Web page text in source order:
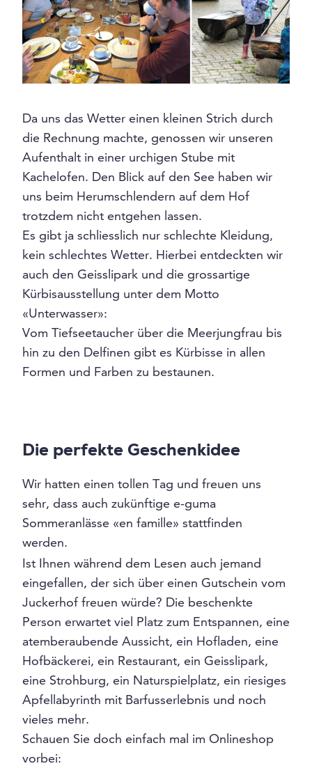
Da uns das Wetter einen kleinen Strich durch
die Rechnung machte, genossen wir unseren
Aufenthalt in einer urchigen Stube mit
Kachelofen. Den Blick auf den See haben wir
uns beim Herumschlendern auf dem Hof
trotzdem nicht entgehen lassen.
Es gibt ja schliesslich nur schlechte Kleidung,
kein schlechtes Wetter. Hierbei entdeckten wir
auch den Geisslipark und die grossartige
Kürbisausstellung unter dem Motto
«Unterwasser»:
Vom Tiefseetaucher über die Meerjungfrau bis
hin zu den Delfinen gibt es Kürbisse in allen
Formen und Farben zu bestaunen.
Die perfekte Geschenkidee
Wir hatten einen tollen Tag und freuen uns
sehr, dass auch zukünftige e-guma
Sommeranlässe «en famille» stattfinden
werden.
Ist Ihnen während dem Lesen auch jemand
eingefallen, der sich über einen Gutschein vom
Juckerhof freuen würde? Die beschenkte
Person erwartet viel Platz zum Entspannen, eine
atemberaubende Aussicht, ein Hofladen, eine
Hofbäckerei, ein Restaurant, ein Geisslipark,
eine Strohburg, ein Naturspielplatz, ein riesiges
Apfellabyrinth mit Barfusserlebnis und noch
vieles mehr.
Schauen Sie doch einfach mal im Onlineshop
vorbei: